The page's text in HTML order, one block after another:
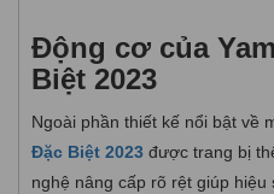
Động cơ của
Biệt 2023
Ngoài phần thiết kế nổi bật về
Đặc Biệt 2023 được trang bị
nghệ nâng cấp rõ rệt giúp